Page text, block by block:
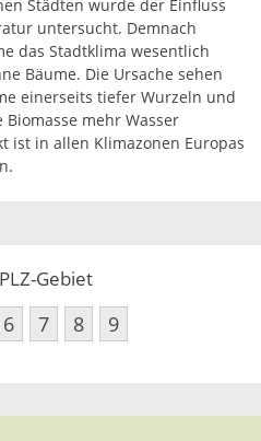
Städten wurde der Einfluss
untersucht. Demnach
das Stadtklima wesentlich
Bäume. Die Ursache sehen
einerseits tiefer Wurzeln und
mehr Wasser
ist in allen Klimazonen Europas
Gebiet
6 7 8 9